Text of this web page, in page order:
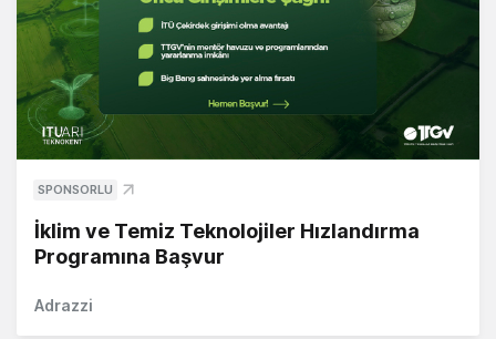
SPONSORLU
İklim ve Temiz Teknolojiler Hızlandırma
Programına Başvur
Adrazzi